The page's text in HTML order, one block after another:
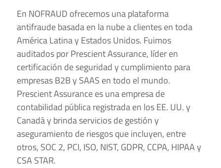
En NOFRAUD ofrecemos una plataforma
antifraude basada en la nube a clientes en toda
América Latina y Estados Unidos. Fuimos
auditados por Prescient Assurance, líder en
certificación de seguridad y cumplimiento para
empresas B2B y SAAS en todo el mundo.
Prescient Assurance es una empresa de
contabilidad pública registrada en los EE. UU. y
Canadá y brinda servicios de gestión y
aseguramiento de riesgos que incluyen, entre
otros, SOC 2, PCI, ISO, NIST, GDPR, CCPA, HIPAA y
CSA STAR.